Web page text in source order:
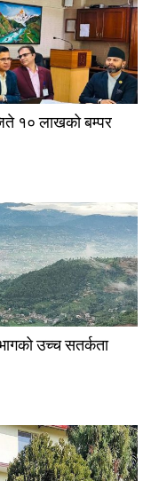
१० लाखको बम्पर
उच्च सतर्कता